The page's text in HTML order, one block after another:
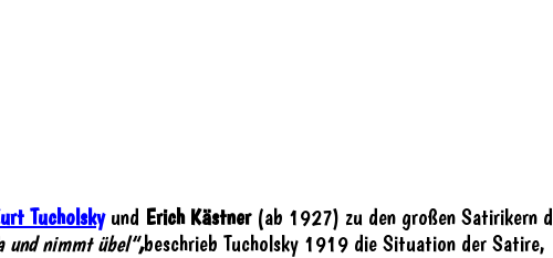
Tucholskyund Erich Kästner(ab 1927) zu den großen Satirikern
und nimmt übel“,beschrieb Tucholsky 1919 die Situation der